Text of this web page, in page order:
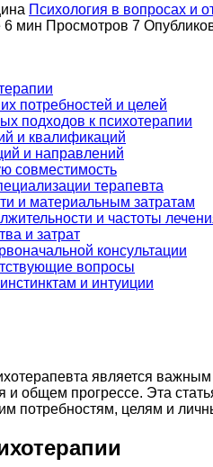
Психология в вопросах и
6 мин Просмотров 7
потребностей и целей
подходов к психотерапии
и квалификаций
и направлений
совместимость
терапевта
и материальным затратам
и частоты
и затрат
консультации
вопросы
и интуиции
является
и общем прогрессе. Эта
потребностям, целям и